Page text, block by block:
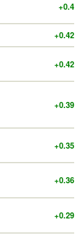
+0.4
+0.42
+0.42
+0.39
+0.35
+0.36
+0.29